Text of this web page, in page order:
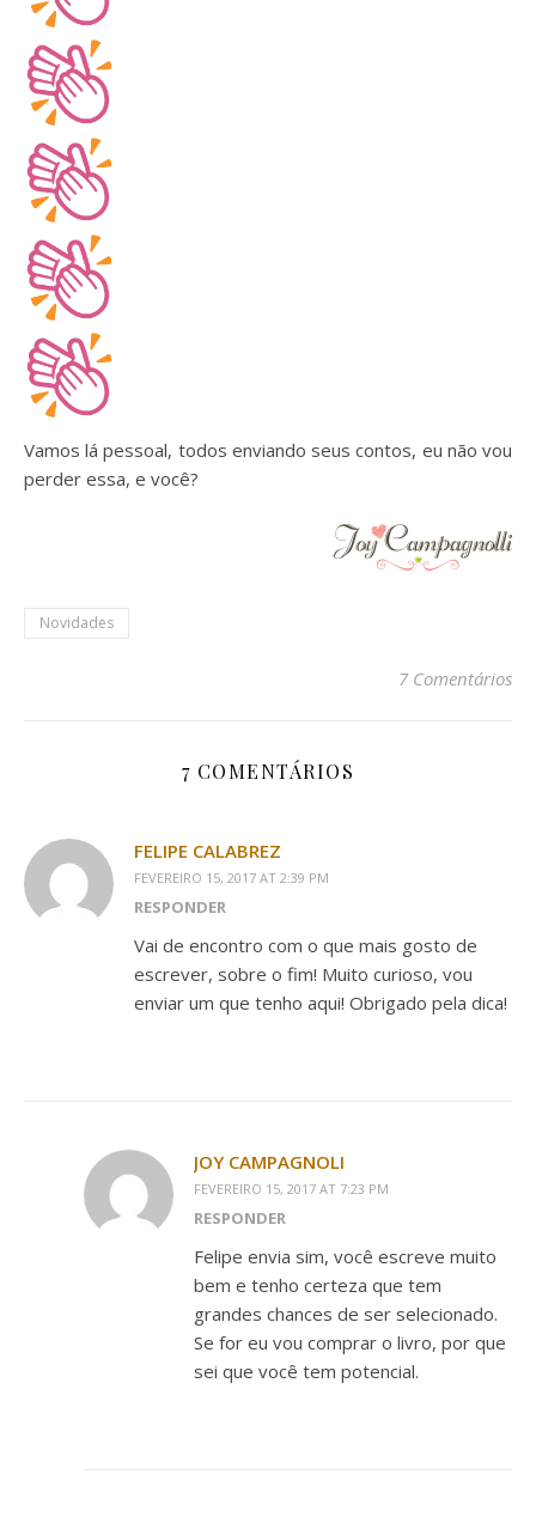
Vamos lá pessoal, todos enviando seus contos, eu não vou
perder essa, e você?
Novidades
7 Comentários
7 COMENTÁRIOS
FELIPE CALABREZ
FEVEREIRO 15, 2017 AT 2:39 PM
RESPONDER
Vai de encontro com o que mais gosto de
escrever, sobre o fim! Muito curioso, vou
enviar um que tenho aqui! Obrigado pela dica!
JOY CAMPAGNOLI
FEVEREIRO 15, 2017 AT 7:23 PM
RESPONDER
Felipe envia sim, você escreve muito
bem e tenho certeza que tem
grandes chances de ser selecionado.
Se for eu vou comprar o livro, por que
sei que você tem potencial.